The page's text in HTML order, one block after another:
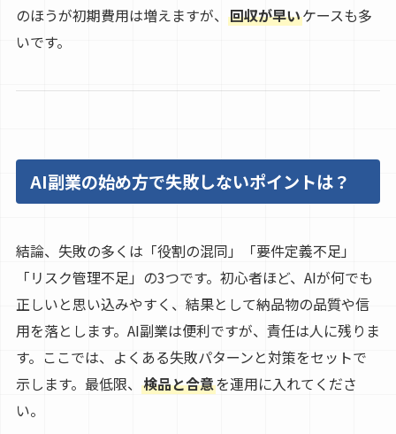
のほうが初期費用は増えますが、 回収が早いケースも多
いです。
AI副業の始め方で失敗しないポイントは？
結論、失敗の多くは「役割の混同」「要件定義不足」
「リスク管理不足」の3つです。初心者ほど、AIが何でも
正しいと思い込みやすく、結果として納品物の品質や信
用を落とします。AI副業は便利ですが、責任は人に残りま
す。ここでは、よくある失敗パターンと対策をセットで
示します。最低限、 検品と合意を運用に入れてくださ
い。